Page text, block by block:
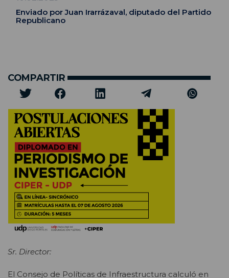
Enviado por Juan Irarrázaval, diputado del Partido
Republicano
COMPARTIR
Sr. Director:
El Consejo de Políticas de Infraestructura calculó en